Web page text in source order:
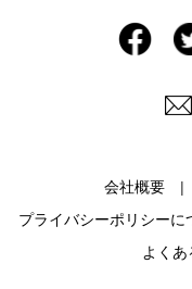
会社概要
プライバシーポリシーに
よくあ